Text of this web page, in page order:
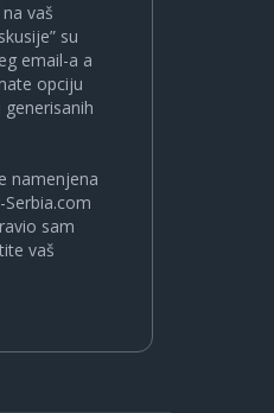
vaš
su
email-a a
opciju
namenjena
sam
vaš